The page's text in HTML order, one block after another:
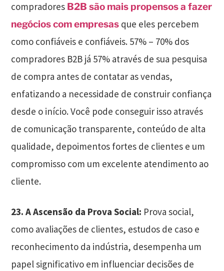
compradores B2B são mais propensos a fazer
negócios com empresas que eles percebem
como confiáveis e confiáveis. 57% – 70% dos
compradores B2B já 57% através de sua pesquisa
de compra antes de contatar as vendas,
enfatizando a necessidade de construir confiança
desde o início. Você pode conseguir isso através
de comunicação transparente, conteúdo de alta
qualidade, depoimentos fortes de clientes e um
compromisso com um excelente atendimento ao
cliente.
23. A Ascensão da Prova Social: Prova social,
como avaliações de clientes, estudos de caso e
reconhecimento da indústria, desempenha um
papel significativo em influenciar decisões de